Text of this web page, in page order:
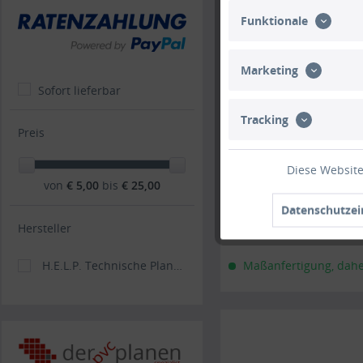
Sofort lieferbar
Preis
von € 5,00 bis € 25,00
Hersteller
Maßanfertigung,
Funktionale
Marketing
Tracking
Diese